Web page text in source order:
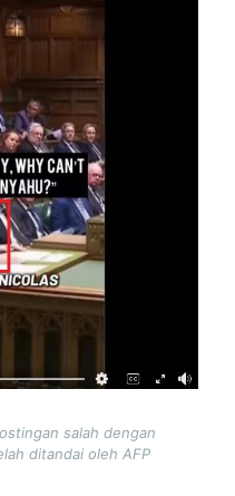
salah dengan
ditandai oleh AFP